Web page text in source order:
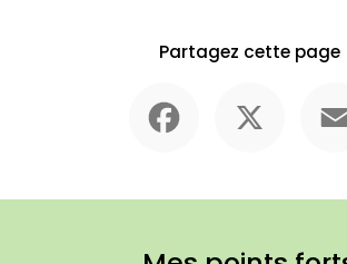
Partagez cette page